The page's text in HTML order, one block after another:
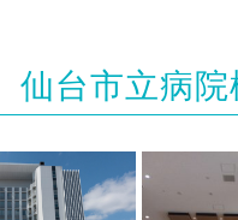
仙台市立病院